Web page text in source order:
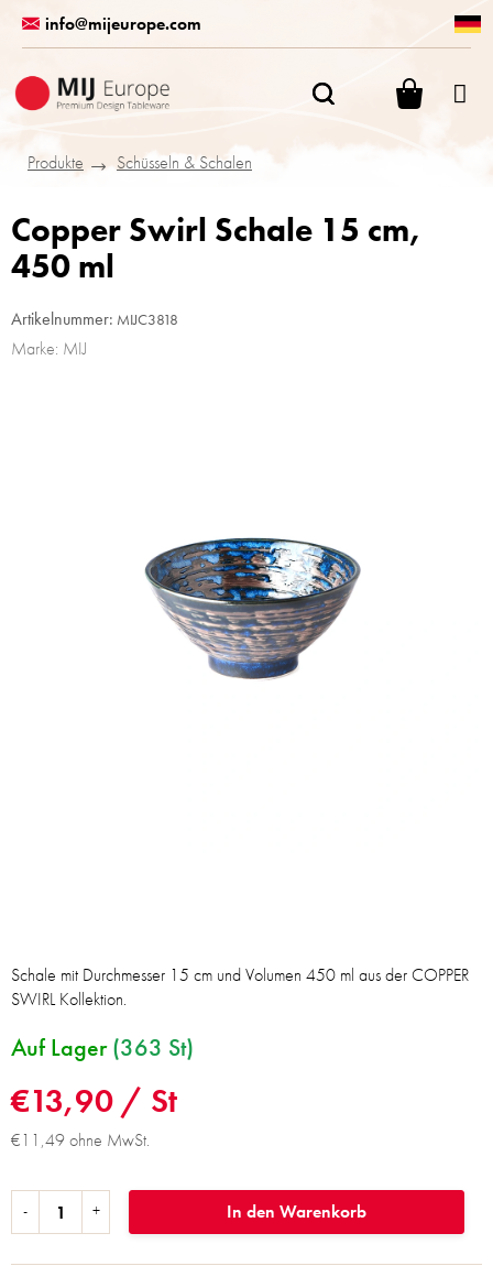
Inhalt
springen
info@mijeurope.com
Produkte Schüsseln & Schalen
Copper Swirl Schale 15 cm,
450 ml
Artikelnummer: MIJC3818
Marke: MIJ
€13,90 / St
€11,49 ohne MwSt.
Auf Lager(363 St)
In den Warenkorb
Schale mit Durchmesser 15 cm und Volumen 450 ml aus der COPPER
SWIRL Kollektion.